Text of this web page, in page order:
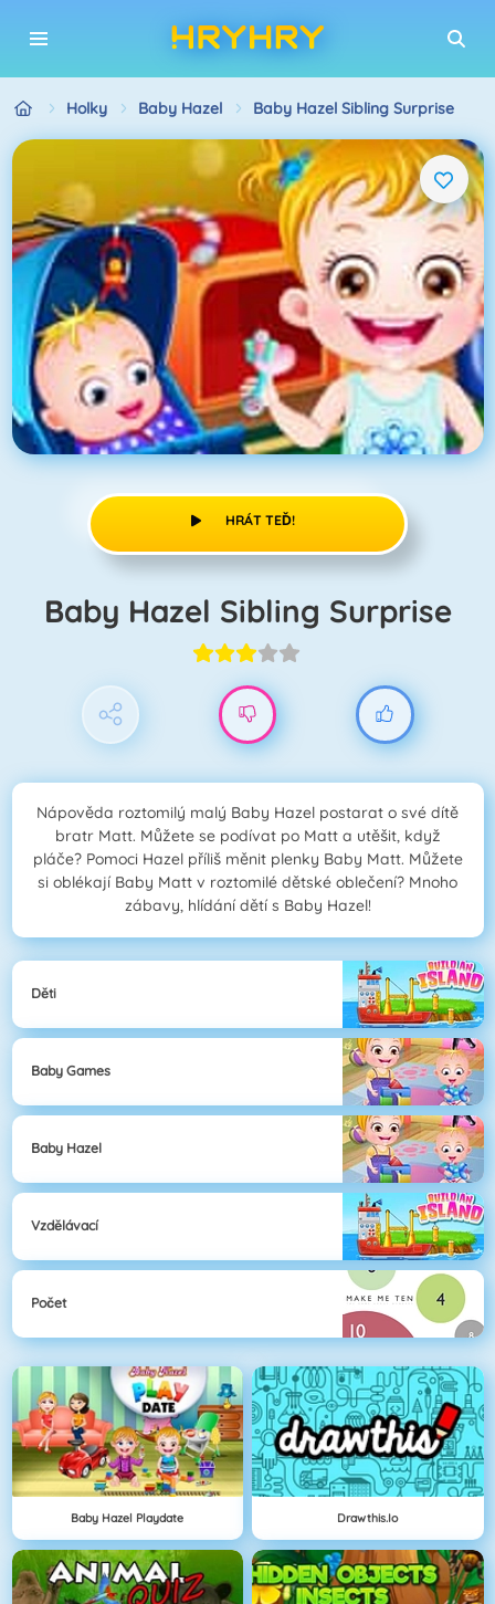
Holky Baby Hazel Baby Hazel Sibling Surprise
HRÁT TEĎ!
Baby Hazel Sibling Surprise
Nápověda roztomilý malý Baby Hazel postarat o své dítě
bratr Matt. Můžete se podívat po Matt a utěšit, když
pláče? Pomoci Hazel příliš měnit plenky Baby Matt. Můžete
si oblékají Baby Matt v roztomilé dětské oblečení? Mnoho
zábavy, hlídání dětí s Baby Hazel!
Děti
Baby Games
Baby Hazel
Vzdělávací
Počet
Baby Hazel Playdate Drawthis.io